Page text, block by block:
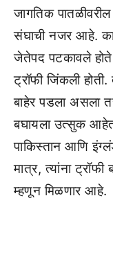
जागतिक पातळीवरील
संघाची नजर आहे.
जेतेपद पटकावले
ट्रॉफी जिंकली
बाहेर पडला असला
बघायला उत्सुक
पाकिस्तान आणि
मात्र, त्यांना
म्हणून मिळणार आहे.